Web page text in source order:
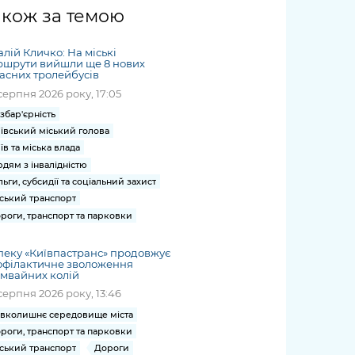
Безбар'єрність
Київська міська військова
адміністрація
Портал послуг
Міський застосунок Київ
Цифровий
Важливе під час
воєнного стану
міській військовій
адміністрації
«Ініціатива
«Партнерство
«Відкритий Уряд» –
Важливе під час
воєнного стану
дій чи
про
на
дашборди
та
/
журналіст
ський
запит /
Submitting
a media
request
за темою
Кличко: На міські
вийшли ще 8 нових
тролейбусів
2026 року, 17:05
міський голова
та міська влада
з інвалідністю
субсидії та соціальний захист
транспорт
транспорт та парковки
«Київпастранс» продовжує
зволоження
колій
2026 року, 13:46
середовище міста
транспорт та парковки
транспорт
Дороги